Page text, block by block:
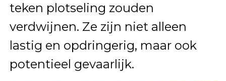
teken plotseling zouden
verdwijnen. Ze zijn niet alleen
lastig en opdringerig, maar ook
potentieel gevaarlijk.